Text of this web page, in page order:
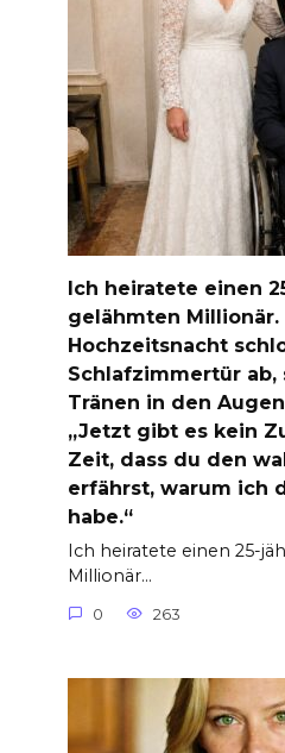
Ich heiratete einen
gelähmten Millionär.
Hochzeitsnacht
Schlafzimmertür ab,
Tränen in den
„Jetzt gibt es kein
Zeit, dass du den
erfährst, warum ich
habe.“
Ich heiratete einen 25-
Millionär…
0 263